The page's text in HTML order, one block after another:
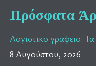
Πρόσφατα
Λογιστικο γραφειο:
8 Αυγούστου, 2026